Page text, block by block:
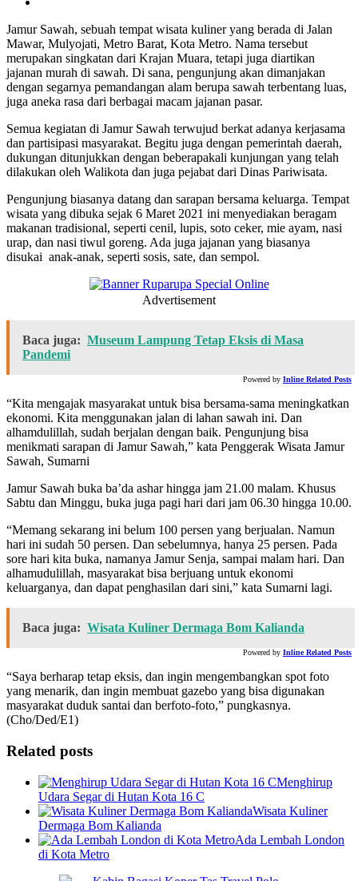
Jamur Sawah, sebuah tempat wisata kuliner yang berada di Jalan
Mawar, Mulyojati, Metro Barat, Kota Metro. Nama tersebut
merupakan singkatan dari Krajan Muara, tetapi juga diartikan
jajanan murah di sawah. Di sana, pengunjung akan dimanjakan
dengan segarnya pemandangan alam berupa sawah terbentang luas,
juga aneka rasa dari berbagai macam jajanan pasar.
Semua kegiatan di Jamur Sawah terwujud berkat adanya kerjasama
dan partisipasi masyarakat. Begitu juga dengan pemerintah daerah,
dukungan ditunjukkan dengan beberapakali kunjungan yang telah
dilakukan oleh Walikota dan juga pejabat dari Dinas Pariwisata.
Pengunjung biasanya datang dan sarapan bersama keluarga. Tempat
wisata yang dibuka sejak 6 Maret 2021 ini menyediakan beragam
makanan tradisional, seperti cenil, lupis, soto ceker, mie ayam, nasi
urap, dan nasi tiwul goreng. Ada juga jajanan yang biasanya
disukai anak-anak, seperti sosis, sate, dan sempol.
Advertisement
Baca juga: Museum Lampung Tetap Eksis di Masa
Pandemi
Powered by Inline Related Posts
“Kita mengajak masyarakat untuk bisa bersama-sama meningkatkan
ekonomi. Kita menggunakan jalan di lahan sawah ini. Dan
alhamdulillah, sudah berjalan dengan baik. Pengunjung bisa
menikmati sarapan di Jamur Sawah,” kata Penggerak Wisata Jamur
Sawah, Sumarni
Jamur Sawah buka ba’da ashar hingga jam 21.00 malam. Khusus
Sabtu dan Minggu, buka juga pagi hari dari jam 06.30 hingga 10.00.
“Memang sekarang ini belum 100 persen yang berjualan. Namun
hari ini sudah 50 persen. Dan sebelumnya, hanya 25 persen. Pada
sore hari kita buka, namanya Jamur Senja, sampai malam hari. Dan
alhamudulillah, masyarakat bisa berjuang untuk ekonomi
keluarganya, dan dapat penghasilan dari sini,” kata Sumarni lagi.
Baca juga: Wisata Kuliner Dermaga Bom Kalianda
Powered by Inline Related Posts
“Saya berharap tetap eksis, dan ingin mengembangkan spot foto
yang menarik, dan ingin membuat gazebo yang bisa digunakan
masyarakat duduk santai dan berfoto-foto,” pungkasnya.
(Cho/Ded/E1)
Related posts
Menghirup
Udara Segar di Hutan Kota 16 C
Wisata Kuliner
Dermaga Bom Kalianda
Ada Lembah London
di Kota Metro